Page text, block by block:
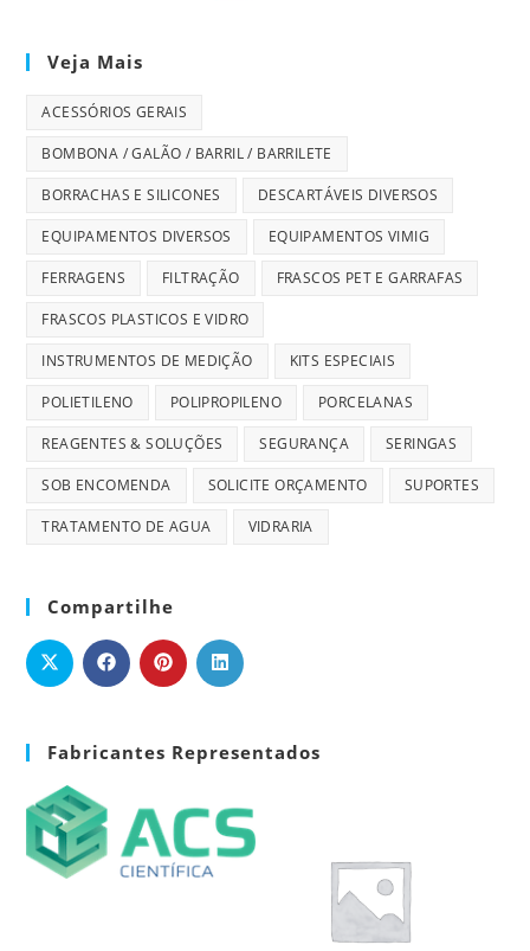
Veja Mais
ACESSÓRIOS GERAIS
BOMBONA / GALÃO / BARRIL / BARRILETE
BORRACHAS E SILICONES DESCARTÁVEIS DIVERSOS
EQUIPAMENTOS DIVERSOS EQUIPAMENTOS VIMIG
FERRAGENS FILTRAÇÃO FRASCOS PET E GARRAFAS
FRASCOS PLASTICOS E VIDRO
INSTRUMENTOS DE MEDIÇÃO KITS ESPECIAIS
POLIETILENO POLIPROPILENO PORCELANAS
REAGENTES & SOLUÇÕES SEGURANÇA SERINGAS
SOB ENCOMENDA SOLICITE ORÇAMENTO SUPORTES
TRATAMENTO DE AGUA VIDRARIA
Compartilhe
Fabricantes Representados